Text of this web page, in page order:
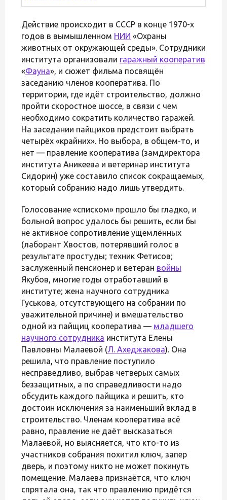
Действие происходит в СССР в конце 1970-х
годов в вымышленном НИИ «Охраны
животных от окружающей среды». Сотрудники
института организовали гаражный кооператив
«Фауна», и сюжет фильма посвящён
заседанию членов кооператива. По
территории, где идёт строительство, должно
пройти скоростное шоссе, в связи с чем
необходимо сократить количество гаражей.
На заседании пайщиков предстоит выбрать
четырёх «крайних». Но выбора, в общем-то, и
нет — правление кооператива (замдиректора
института Аникеева и ветеринар института
Сидорин) уже составило список сокращаемых,
который собранию надо лишь утвердить.
Голосование «списком» прошло бы гладко, и
больной вопрос удалось бы решить, если бы
не активное сопротивление ущемлённых
(лаборант Хвостов, потерявший голос в
результате простуды; техник Фетисов;
заслуженный пенсионер и ветеран войны
Якубов, многие годы отработавший в
институте; жена научного сотрудника
Гуськова, отсутствующего на собрании по
уважительной причине) и вмешательство
одной из пайщиц кооператива — младшего
научного сотрудника института Елены
Павловны Малаевой (Л. Ахеджакова). Она
решила, что правление поступило
несправедливо, выбрав четверых самых
беззащитных, а по справедливости надо
обсудить каждого пайщика и решить, кто
достоин исключения за наименьший вклад в
строительство. Членам кооператива всё
равно, правление не даёт высказаться
Малаевой, но выясняется, что кто-то из
участников собрания похитил ключ, запер
дверь, и поэтому никто не может покинуть
помещение. Малаева признаётся, что ключ
спрятала она, так что правлению придётся